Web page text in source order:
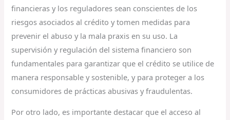
financieras y los reguladores sean conscientes de los
riesgos asociados al crédito y tomen medidas para
prevenir el abuso y la mala praxis en su uso. La
supervisión y regulación del sistema financiero son
fundamentales para garantizar que el crédito se utilice de
manera responsable y sostenible, y para proteger a los
consumidores de prácticas abusivas y fraudulentas.
Por otro lado, es importante destacar que el acceso al